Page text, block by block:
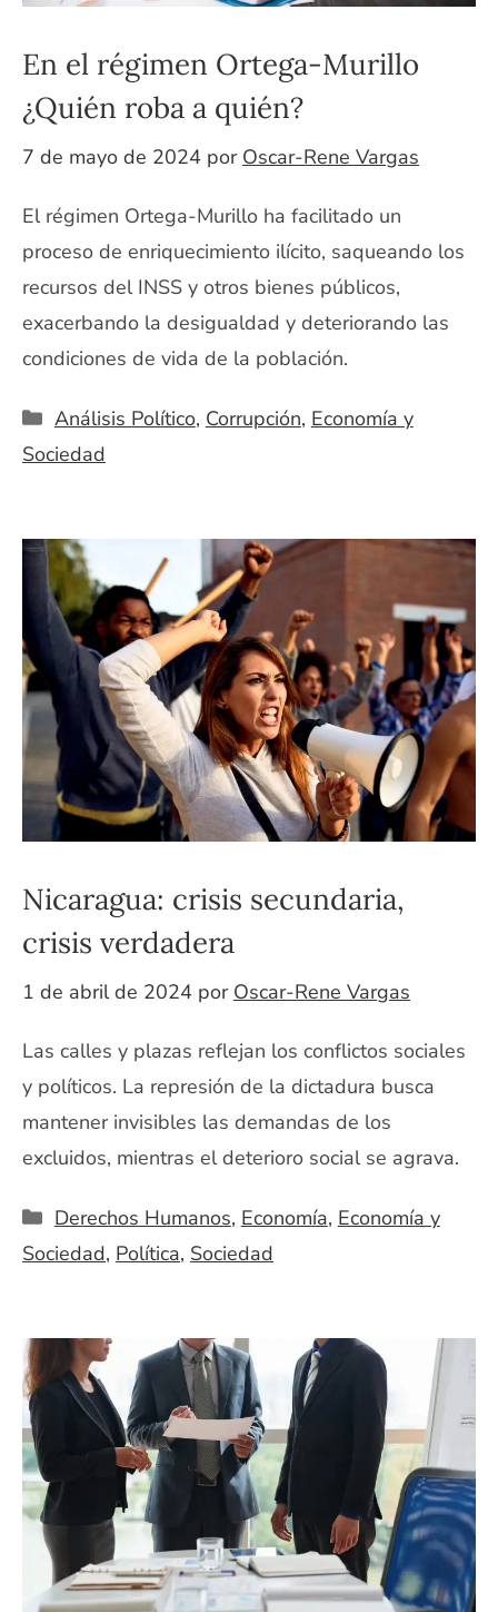
En el régimen Ortega-Murillo
¿Quién roba a quién?
7 de mayo de 2024 por Oscar-Rene Vargas
El régimen Ortega-Murillo ha facilitado un
proceso de enriquecimiento ilícito, saqueando los
recursos del INSS y otros bienes públicos,
exacerbando la desigualdad y deteriorando las
condiciones de vida de la población.
Categorías
Análisis Político, Corrupción, Economía y
Sociedad
Nicaragua: crisis secundaria,
crisis verdadera
1 de abril de 2024 por Oscar-Rene Vargas
Las calles y plazas reflejan los conflictos sociales
y políticos. La represión de la dictadura busca
mantener invisibles las demandas de los
excluidos, mientras el deterioro social se agrava.
Categorías
Derechos Humanos, Economía, Economía y
Sociedad, Política, Sociedad